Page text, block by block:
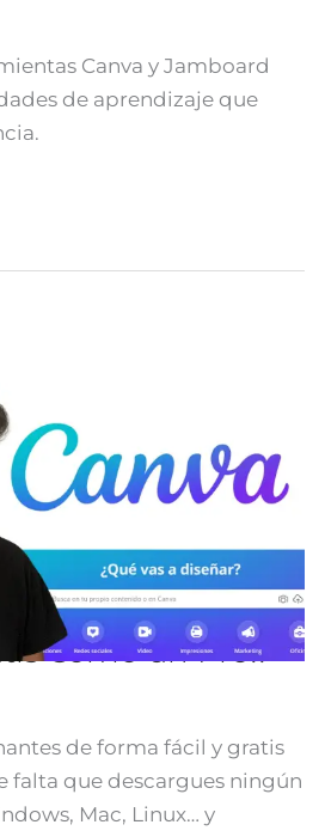
Canva y Jamboard
de aprendizaje que
CANVA] ▶ Diseño
Como un Pro!!
de forma fácil y gratis
falta que descargues ningún
Mac, Linux… y